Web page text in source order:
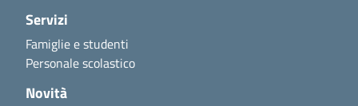
Servizi
Famiglie e studenti
Personale scolastico
Novità